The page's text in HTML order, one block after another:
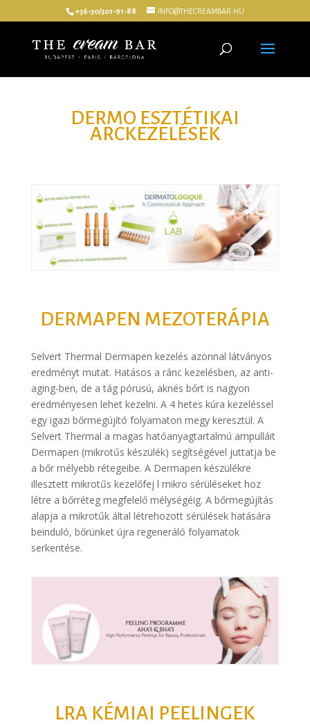
+36-30/301-91-88 INFO@THECREAMBAR.HU
DERMO ESZTÉTIKAI
ARCKEZELÉSEK
DERMAPEN MEZOTERÁPIA
Selvert Thermal Dermapen kezelés azonnal látványos
eredményt mutat. Hatásos a ránc kezelésben, az anti-
aging-ben, de a tág pórusú, aknés bőrt is nagyon
eredményesen lehet kezelni. A 4 hetes kúra kezeléssel
egy igazi bőrmegújító folyamaton megy keresztül. A
Selvert Thermal a magas hatóanyagtartalmú ampulláit
Dermapen (mikrotűs készülék) segítségével juttatja be
a bőr mélyebb rétegeibe. A Dermapen készülékre
illesztett mikrotűs kezelőfej l mikro sérüléseket hoz
létre a bőrréteg megfelelő mélységéig. A bőrmegújítás
alapja a mikrotűk által létrehozott sérülések hatására
beinduló, bőrünket újra regeneráló folyamatok
serkentése.
LRA KÉMIAI PEELINGEK